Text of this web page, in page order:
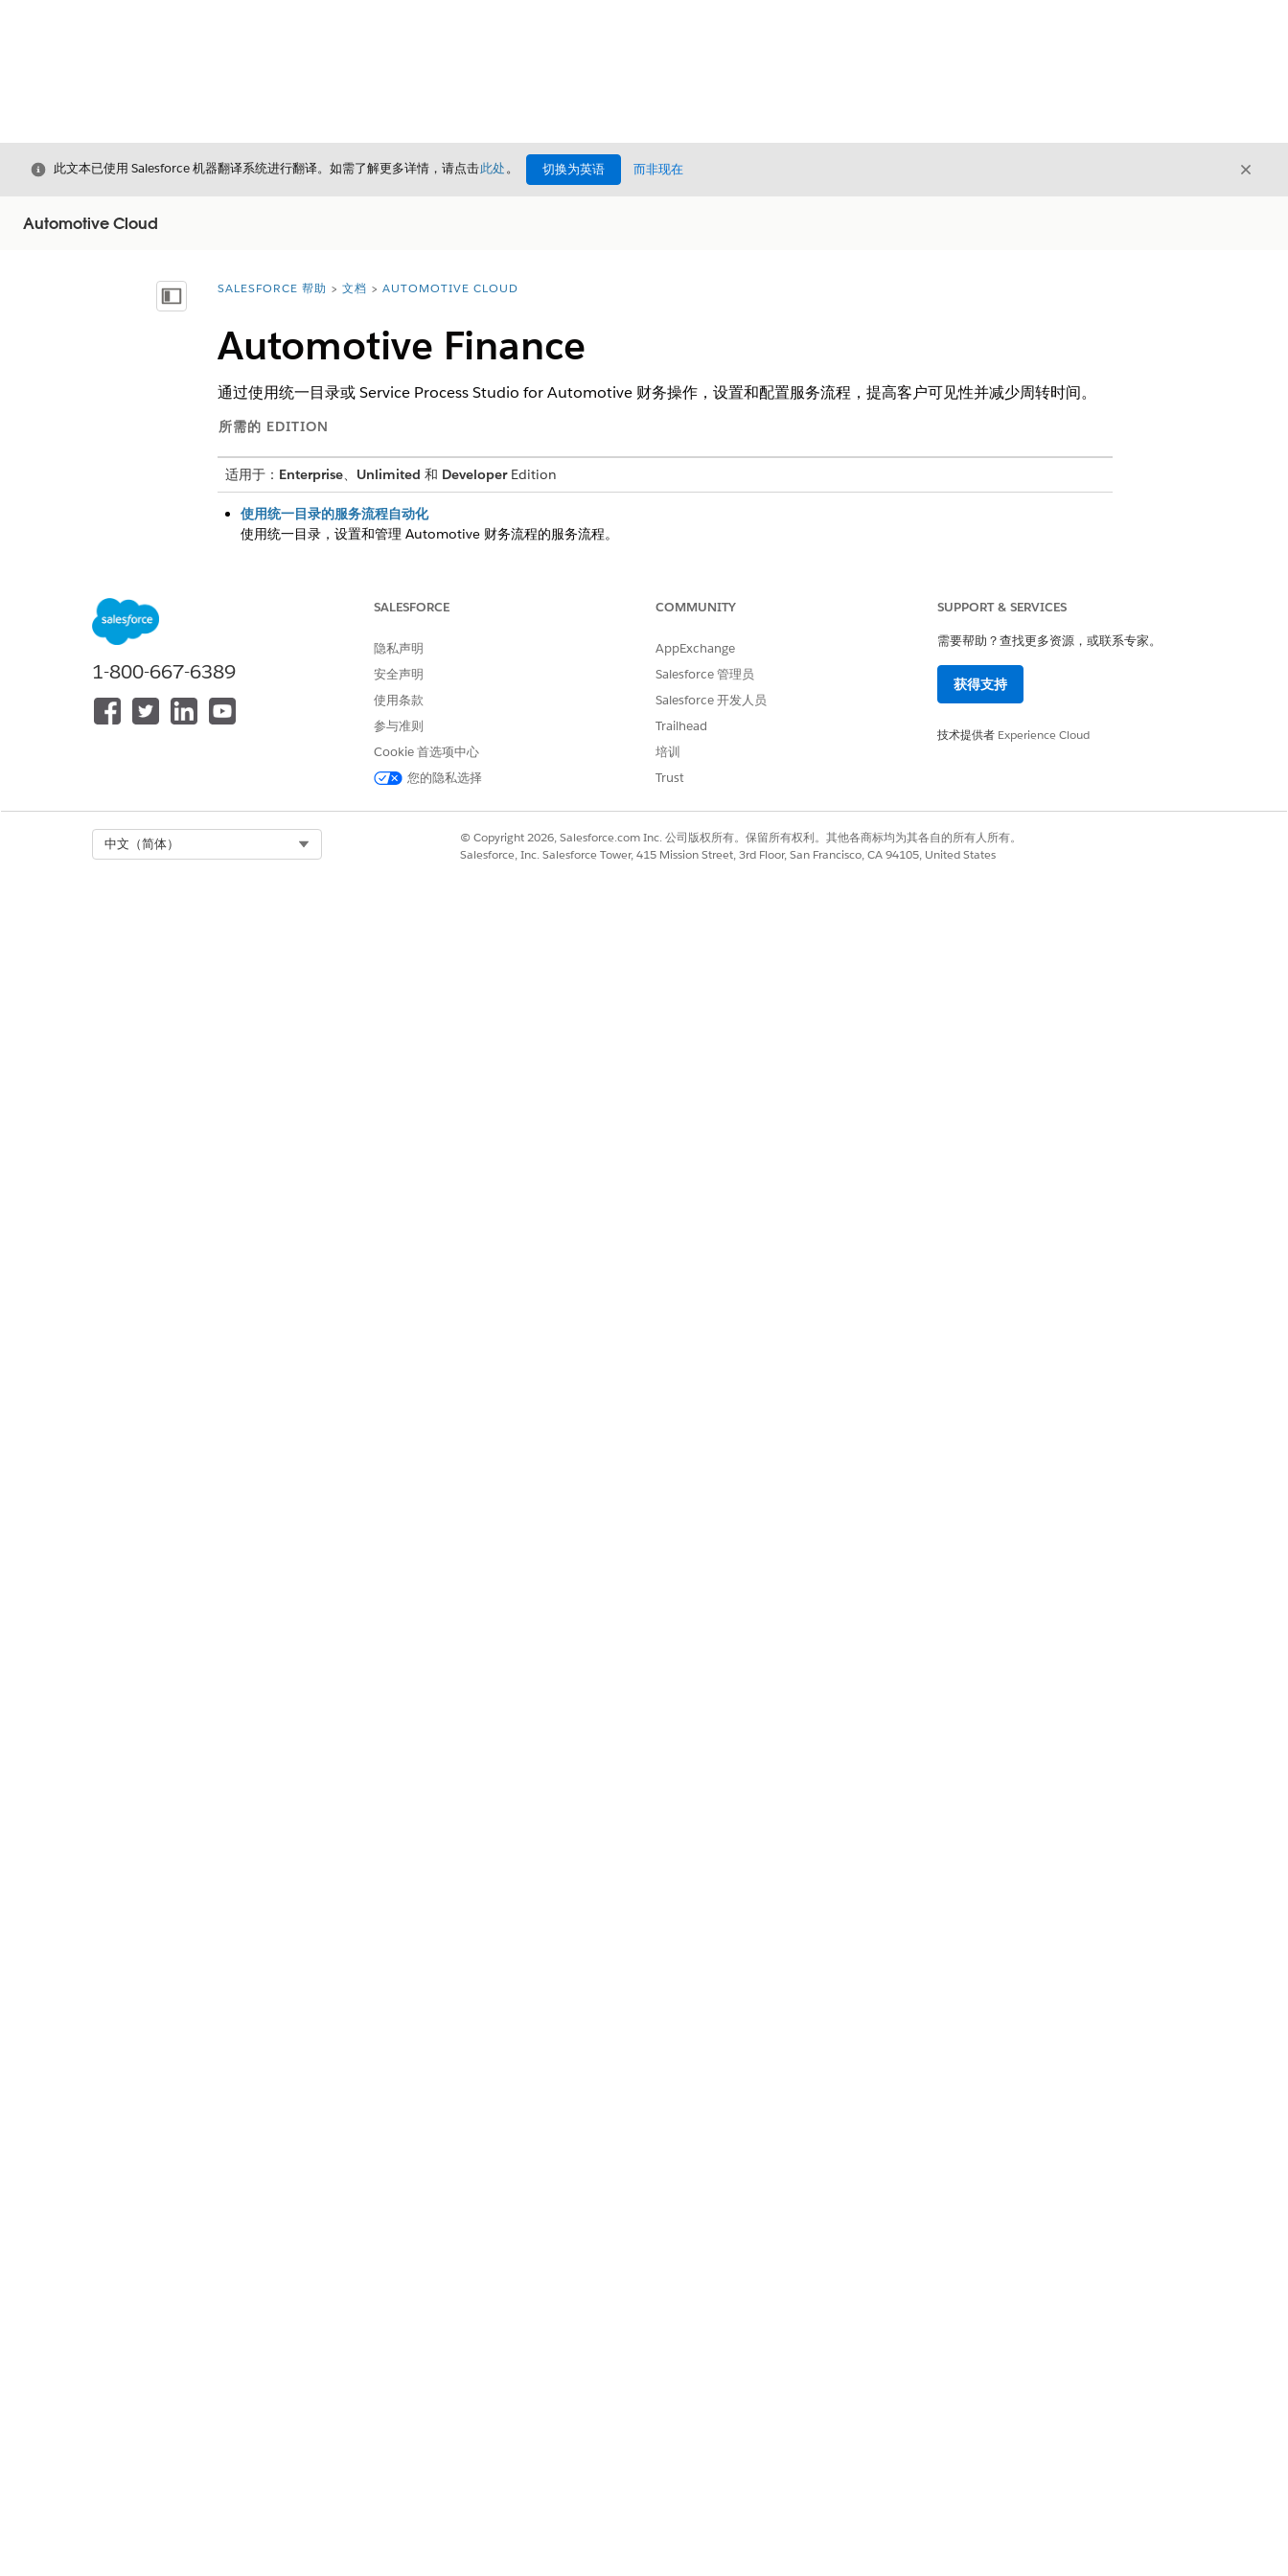
关闭
此文本已使用 Salesforce 机器翻译系统进行翻译。如需了解更多详情，请点击此处。 切换为英语 而非现在 关闭
Automotive Cloud
显示目录 您在此处：
SALESFORCE 帮助 文档 AUTOMOTIVE CLOUD
Automotive Finance
通过使用统一目录或 Service Process Studio for Automotive 财务操作，设置和配置服务流程，提高客户可见性并减少周转时间。
所需的 EDITION
适用于： Enterprise、 Unlimited 和 DeveloperEdition
使用统一目录的服务流程自动化
使用统一目录，设置和管理 Automotive 财务流程的服务流程。
本文章是否解决您的问题？
请与我们共享您的想法，以便我们进行改进！
1-800-667-6389
SALESFORCE
隐私声明
安全声明
使用条款
参与准则
Cookie 首选项中心
您的隐私选择
COMMUNITY
AppExchange
Salesforce 管理员
Salesforce 开发人员
Trailhead
培训
Trust
SUPPORT & SERVICES
需要帮助？查找更多资源，或联系专家。
获得支持
技术提供者 Experience Cloud
中文（简体）
© Copyright 2026, Salesforce.com Inc. 公司版权所有。保留所有权利。其他各商标均为其各自的所有人所有。
Salesforce, Inc. Salesforce Tower, 415 Mission Street, 3rd Floor, San Francisco, CA 94105, United States